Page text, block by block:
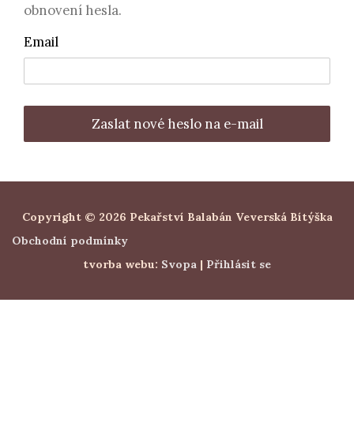
obnovení hesla.
Email
Zaslat nové heslo na e-mail
Copyright © 2026 Pekařství Balabán Veverská Bítýška
Obchodní podmínky
tvorba webu: Svopa | Přihlásit se